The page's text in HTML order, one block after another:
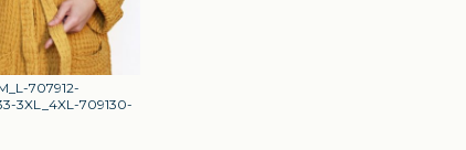
707912-
3XL_4XL-709130-